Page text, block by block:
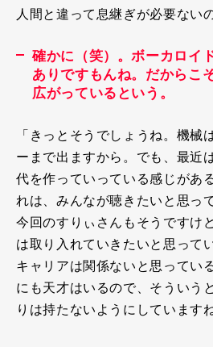
人間と違って息継ぎが必要ない
確かに（笑）。ボーカロイ
ありですもんね。だからこ
広がっているという。
「きっとそうでしょうね。機械
ーまで出ますから。でも、最近
代を作っていっている感じがあ
れは、みんなが聴きたいと思っ
今回のすりぃさんもそうですけ
は取り入れていきたいと思って
キャリアは関係ないと思ってい
にも天才はいるので、そういう
りは持たないようにしていますね